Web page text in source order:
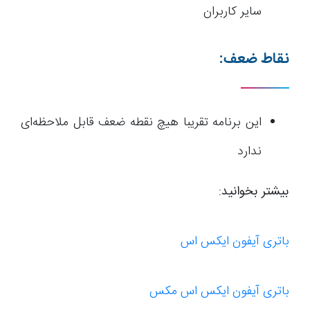
سایر کاربران
نقاط ضعف:
این برنامه تقریبا هیچ نقطه ضعف قابل ملاحظه‌ای
ندارد
بیشتر بخوانید:
باتری آیفون ایکس اس
باتری آیفون ایکس اس مکس